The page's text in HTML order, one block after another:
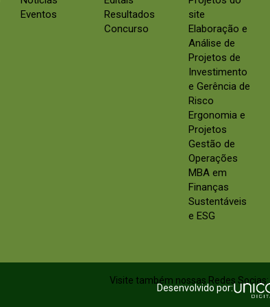
Eventos
Resultados
Concurso
site
Elaboração e
Análise de
Projetos de
Investimento
e Gerência de
Risco
Ergonomia e
Projetos
Gestão de
Operações
MBA em
Finanças
Sustentáveis
e ESG
Visite também nossas Redes Socias:
Desenvolvido por: